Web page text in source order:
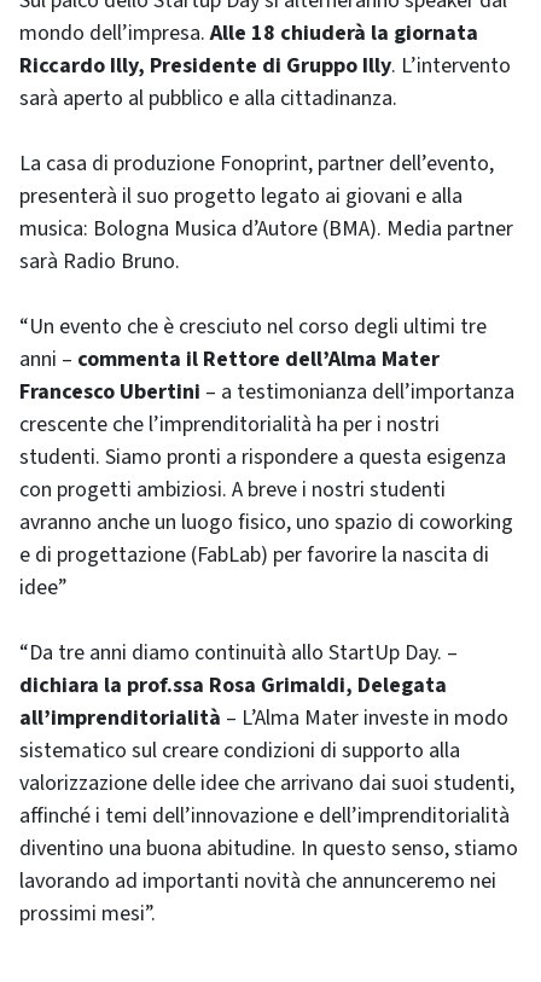
mondo dell’impresa.Alle 18 chiuderà la giornata
Riccardo Illy, Presidente di Gruppo Illy. L’intervento
sarà aperto al pubblico e alla cittadinanza.
La casa di produzione Fonoprint, partner dell’evento,
presenterà il suo progetto legato ai giovani e alla
musica: Bologna Musica d’Autore (BMA). Media partner
sarà Radio Bruno.
“Un evento che è cresciuto nel corso degli ultimi tre
anni – commenta il Rettore dell’Alma Mater
Francesco Ubertini – a testimonianza dell’importanza
crescente che l’imprenditorialità ha per i nostri
studenti. Siamo pronti a rispondere a questa esigenza
con progetti ambiziosi. A breve i nostri studenti
avranno anche un luogo fisico, uno spazio di coworking
e di progettazione (FabLab) per favorire la nascita di
idee”
“Da tre anni diamo continuità allo StartUp Day. –
dichiara la prof.ssa Rosa Grimaldi, Delegata
all’imprenditorialità – L’Alma Mater investe in modo
sistematico sul creare condizioni di supporto alla
valorizzazione delle idee che arrivano dai suoi studenti,
affinché i temi dell’innovazione e dell’imprenditorialità
diventino una buona abitudine. In questo senso, stiamo
lavorando ad importanti novità che annunceremo nei
prossimi mesi”.